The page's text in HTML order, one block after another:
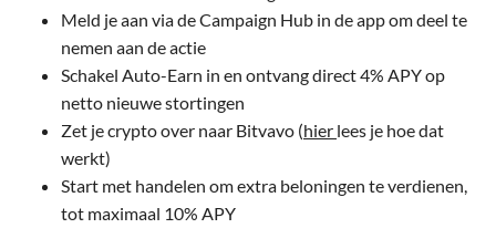
Meld je aan via de Campaign Hub in de app om deel te
nemen aan de actie
Schakel Auto-Earn in en ontvang direct 4% APY op
netto nieuwe stortingen
Zet je crypto over naar Bitvavo (hier lees je hoe dat
werkt)
Start met handelen om extra beloningen te verdienen,
tot maximaal 10% APY